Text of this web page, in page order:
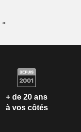
+ de 20 ans
à vos côtés